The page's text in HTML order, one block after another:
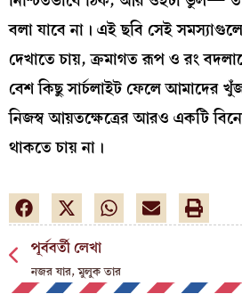
বলা যাবে না। এই ছবি সেই
দেখাতে চায়, ক্রমাগত রূপ ও রং
বেশ কিছু সার্চলাইট ফেলে আমাদের
নিজস্ব আয়তক্ষেত্রের আরও একটি
থাকতে চায় না।
পূর্ববর্তী লেখা
নজর যার, মুলুক তার